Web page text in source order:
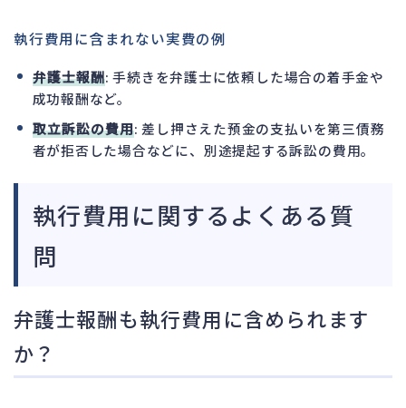
執行費用に含まれない実費の例
弁護士報酬: 手続きを弁護士に依頼した場合の着手金や
成功報酬など。
取立訴訟の費用: 差し押さえた預金の支払いを第三債務
者が拒否した場合などに、別途提起する訴訟の費用。
執行費用に関するよくある質
問
弁護士報酬も執行費用に含められます
か？